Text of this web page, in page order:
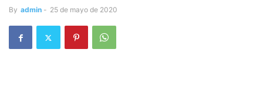
By admin - 25 de mayo de 2020